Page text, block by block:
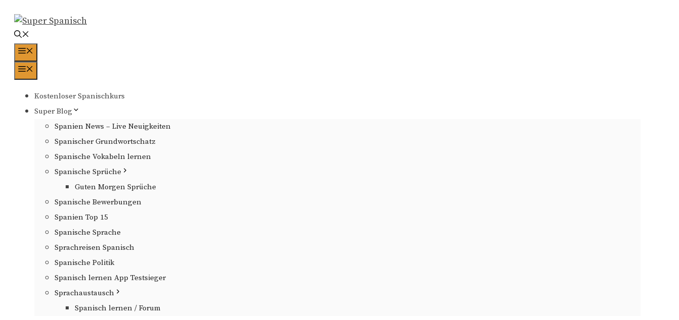
Inhalt
springen
Kostenloser Spanischkurs
Super Blog
Spanien News – Live Neuigkeiten
Spanischer Grundwortschatz
Spanische Vokabeln lernen
Spanische Sprüche
Guten Morgen Sprüche
Spanische Bewerbungen
Spanien Top 15
Spanische Sprache
Sprachreisen Spanisch
Spanische Politik
Spanisch lernen App Testsieger
Sprachaustausch
Spanisch lernen / Forum